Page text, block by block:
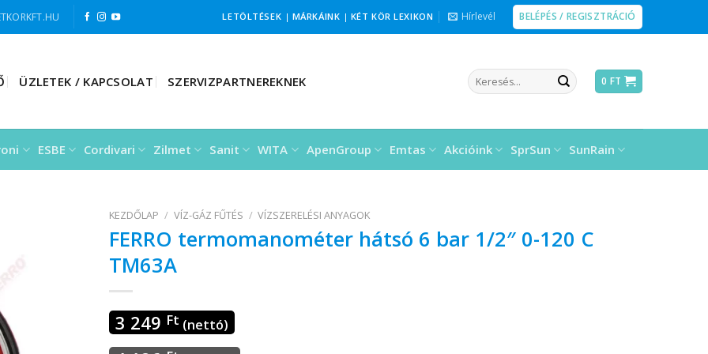
LETÖLTÉSEK | MÁRKÁINK | KÉT KÖR LEXIKON Hírlevél BELÉPÉS / REGISZTRÁCIÓ
ÜZLETEK / KAPCSOLAT SZERVIZPARTNEREKNEK
Keresés
a
0 FT
ESBE Cordivari Zilmet Sanit WITA ApenGroup Emtas Akcióink SprSun SunRain
KEZDŐLAP / VÍZ-GÁZ FŰTÉS / VÍZSZERELÉSI ANYAGOK
FERRO termomanométer hátsó 6 bar 1/2″ 0-120 C
TM63A
3 249 Ft (nettó)